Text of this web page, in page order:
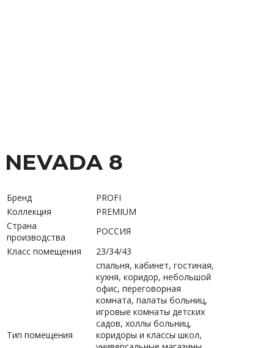
NEVADA 8
Бренд
PROFI
Коллекция
PREMIUM
Страна
производства
РОССИЯ
Класс помещения
23/34/43
Тип помещения
спальня, кабинет, гостиная,
кухня, коридор, небольшой
офис, переговорная
комната, палаты больниц,
игровые комнаты детских
садов, холлы больниц,
коридоры и классы школ,